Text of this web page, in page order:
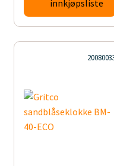
innkjøpsliste